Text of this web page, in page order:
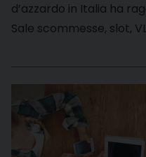
d’azzardo in Italia ha
Sale scommesse, slot,